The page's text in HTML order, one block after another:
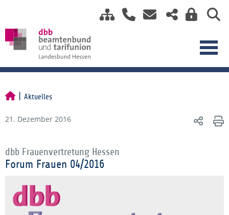
Aktuelles
21. Dezember 2016
dbb Frauenvertretung Hessen
Forum Frauen 04/2016